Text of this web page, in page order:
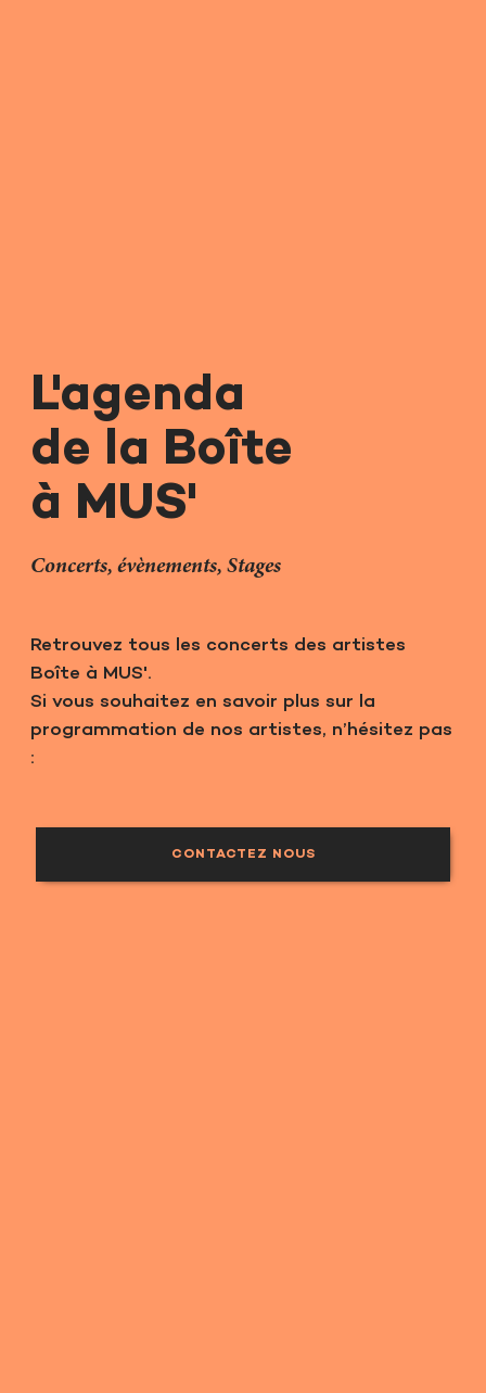
L'agenda
de la Boîte
à MUS'
Concerts, évènements, Stages
Retrouvez tous les concerts des artistes
Boîte à MUS'.
Si vous souhaitez en savoir plus sur la
programmation de nos artistes, n’hésitez pas
:
CONTACTEZ NOUS